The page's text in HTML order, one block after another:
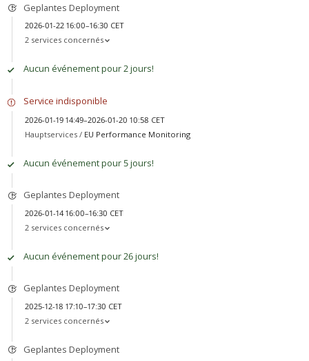
Geplantes Deployment
2026-01-22 16:00–16:30 CET
2 services concernés
Aucun événement pour 2 jours!
Service indisponible
2026-01-19 14:49–2026-01-20 10:58 CET
Hauptservices / EU Performance Monitoring
Aucun événement pour 5 jours!
Geplantes Deployment
2026-01-14 16:00–16:30 CET
2 services concernés
Aucun événement pour 26 jours!
Geplantes Deployment
2025-12-18 17:10–17:30 CET
2 services concernés
Geplantes Deployment